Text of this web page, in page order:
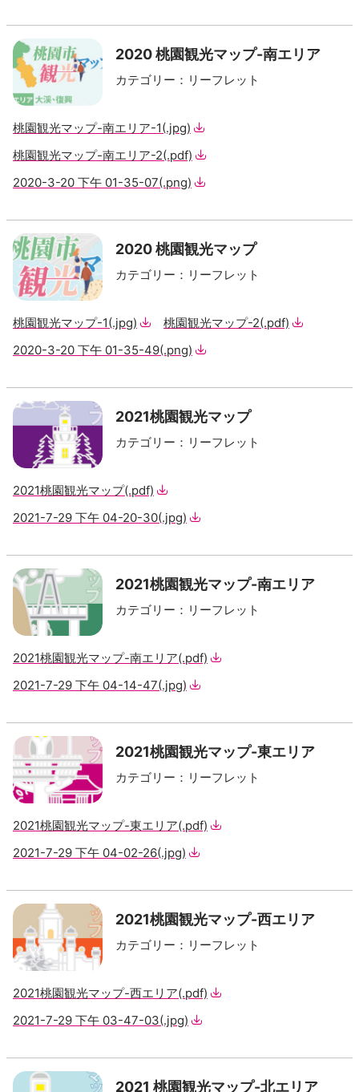
2020 桃園観光マップ-南エリア
カテゴリー ： リーフレット
桃園観光マップ-南エリア-1(.jpg)
桃園観光マップ-南エリア-2(.pdf)
2020-3-20 下午 01-35-07(.png)
2020 桃園観光マップ
カテゴリー ： リーフレット
桃園観光マップ-1(.jpg) 桃園観光マップ-2(.pdf)
2020-3-20 下午 01-35-49(.png)
2021桃園観光マップ
カテゴリー ： リーフレット
2021桃園観光マップ(.pdf)
2021-7-29 下午 04-20-30(.jpg)
2021桃園観光マップ-南エリア
カテゴリー ： リーフレット
2021桃園観光マップ-南エリア(.pdf)
2021-7-29 下午 04-14-47(.jpg)
2021桃園観光マップ-東エリア
カテゴリー ： リーフレット
2021桃園観光マップ-東エリア(.pdf)
2021-7-29 下午 04-02-26(.jpg)
2021桃園観光マップ-西エリア
カテゴリー ： リーフレット
2021桃園観光マップ-西エリア(.pdf)
2021-7-29 下午 03-47-03(.jpg)
2021 桃園観光マップ-北エリア